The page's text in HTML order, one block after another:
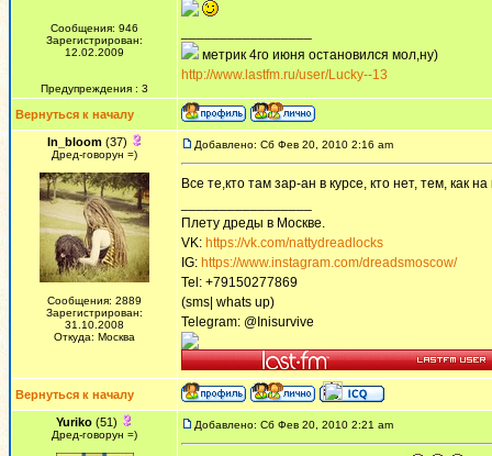
Сообщения: 946
Зарегистрирован:
12.02.2009
Предупреждения : 3
метрик 4го июня остановился мол,ну)
http://www.lastfm.ru/user/Lucky--13
Вернуться к началу
In_bloom(37)
Дред-говорун =)
Сообщения: 2889
Зарегистрирован:
31.10.2008
Откуда: Москва
Добавлено: Сб Фев 20, 2010 2:16 am
Все те,кто там зар-ан в курсе, кто нет, тем, как
Плету дреды в Москве.
VK: https://vk.com/nattydreadlocks
IG: https://www.instagram.com/dreadsmoscow/
Tel: +79150277869
(sms| whats up)
Telegram: @Inisurvive
Вернуться к началу
Yuriko (51)
Дред-говорун =)
Добавлено: Сб Фев 20, 2010 2:21 am